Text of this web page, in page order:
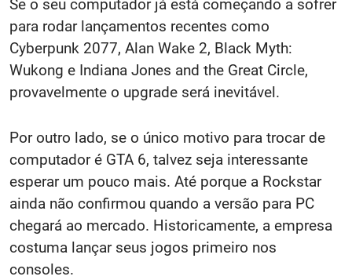
Se o seu computador já está começando a sofrer
para rodar lançamentos recentes como
Cyberpunk 2077, Alan Wake 2, Black Myth:
Wukong e Indiana Jones and the Great Circle,
provavelmente o upgrade será inevitável.
Por outro lado, se o único motivo para trocar de
computador é GTA 6, talvez seja interessante
esperar um pouco mais. Até porque a Rockstar
ainda não confirmou quando a versão para PC
chegará ao mercado. Historicamente, a empresa
costuma lançar seus jogos primeiro nos
consoles.